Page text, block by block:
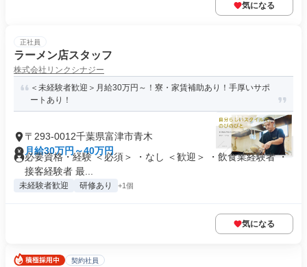
気になる
正社員
ラーメン店スタッフ
株式会社リンクシナジー
＜未経験者歓迎＞月給30万円～！寮・家賃補助あり！手厚いサポ
ートあり！
〒293-0012千葉県富津市青木
月給30万円～40万円
必要資格・経験 ＜必須＞ ・なし ＜歓迎＞ ・飲食業経験者 ・
接客経験者 最...
未経験者歓迎 研修あり +1個
気になる
契約社員